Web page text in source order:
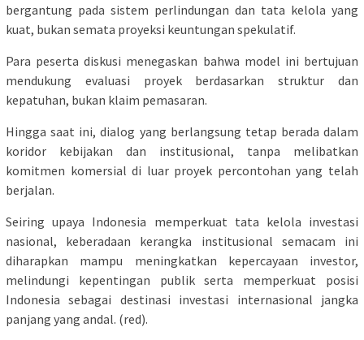
bergantung pada sistem perlindungan dan tata kelola yang
kuat, bukan semata proyeksi keuntungan spekulatif.
Para peserta diskusi menegaskan bahwa model ini bertujuan
mendukung evaluasi proyek berdasarkan struktur dan
kepatuhan, bukan klaim pemasaran.
Hingga saat ini, dialog yang berlangsung tetap berada dalam
koridor kebijakan dan institusional, tanpa melibatkan
komitmen komersial di luar proyek percontohan yang telah
berjalan.
Seiring upaya Indonesia memperkuat tata kelola investasi
nasional, keberadaan kerangka institusional semacam ini
diharapkan mampu meningkatkan kepercayaan investor,
melindungi kepentingan publik serta memperkuat posisi
Indonesia sebagai destinasi investasi internasional jangka
panjang yang andal. (red).